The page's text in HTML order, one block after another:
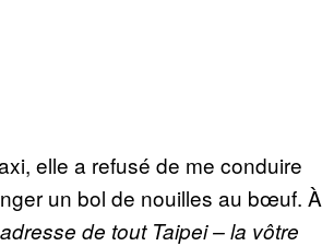
elle a refusé de me conduire
un bol de nouilles au bœuf. À
de tout Taipei – la vôtre